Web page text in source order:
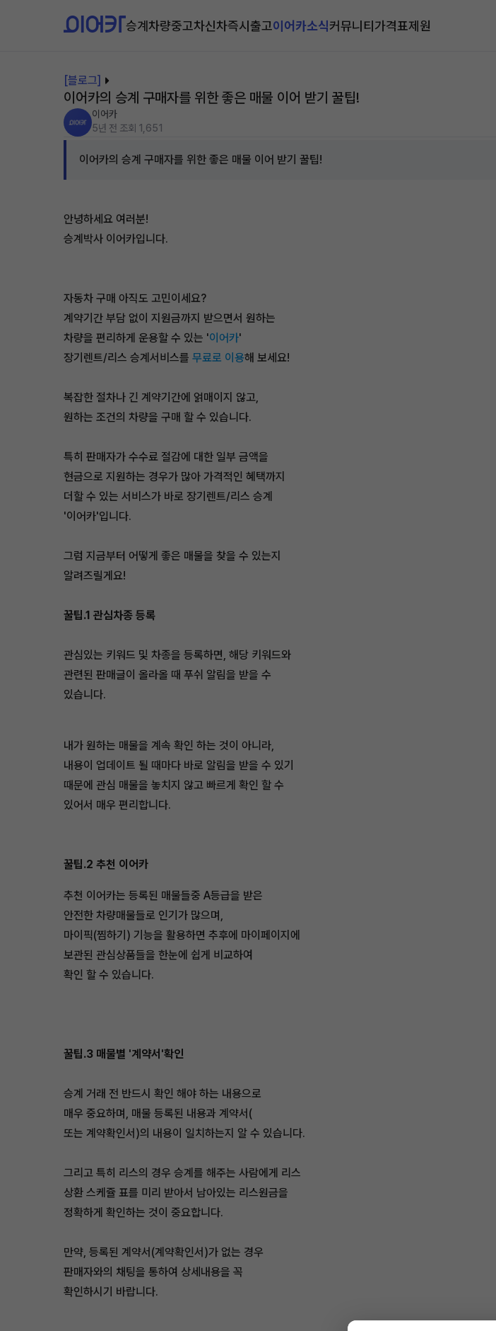
승계차량중고차신차즉시출고이어카소식커뮤니티가격표제원
[블로그]
이어카의 승계 구매자를 위한 좋은 매물 이어 받기 꿀팁!
이어카
5년 전 조회 1,651
이어카의 승계 구매자를 위한 좋은 매물 이어 받기 꿀팁!
안녕하세요 여러분!
승계박사 이어카입니다.
자동차 구매 아직도 고민이세요?
계약기간 부담 없이 지원금까지 받으면서 원하는
차량을 편리하게 운용할 수 있는 '이어카'
장기렌트/리스 승계서비스를 무료로 이용해 보세요!
복잡한 절차나 긴 계약기간에 얽매이지 않고,
원하는 조건의 차량을 구매 할 수 있습니다.
특히 판매자가 수수료 절감에 대한 일부 금액을
현금으로 지원하는 경우가 많아 가격적인 혜택까지
더할 수 있는 서비스가 바로 장기렌트/리스 승계
'이어카'입니다.
그럼 지금부터 어떻게 좋은 매물을 찾을 수 있는지
알려즈릴게요!
꿀팁.1 관심차종 등록
관심있는 키워드 및 차종을 등록하면, 해당 키워드와
관련된 판매글이 올라올 때 푸쉬 알림을 받을 수
있습니다.
내가 원하는 매물을 계속 확인 하는 것이 아니라,
내용이 업데이트 될 때마다 바로 알림을 받을 수 있기
때문에 관심 매물을 놓치지 않고 빠르게 확인 할 수
있어서 매우 편리합니다.
꿀팁.2 추천 이어카
추천 이어카는 등록된 매물들중 A등급을 받은
안전한 차량매물들로 인기가 많으며,
마이픽(찜하기) 기능을 활용하면 추후에 마이페이지에
보관된 관심상품들을 한눈에 쉽게 비교하여
확인 할 수 있습니다.
꿀팁.3 매물별 '계약서'확인
승계 거래 전 반드시 확인 해야 하는 내용으로
매우 중요하며, 매물 등록된 내용과 계약서(
또는 계약확인서)의 내용이 일치하는지 알 수 있습니다.
그리고 특히 리스의 경우 승계를 해주는 사람에게 리스
상환 스케쥴 표를 미리 받아서 남아있는 리스원금을
정확하게 확인하는 것이 중요합니다.
만약, 등록된 계약서(계약확인서)가 없는 경우
판매자와의 채팅을 통하여 상세내용을 꼭
확인하시기 바랍니다.